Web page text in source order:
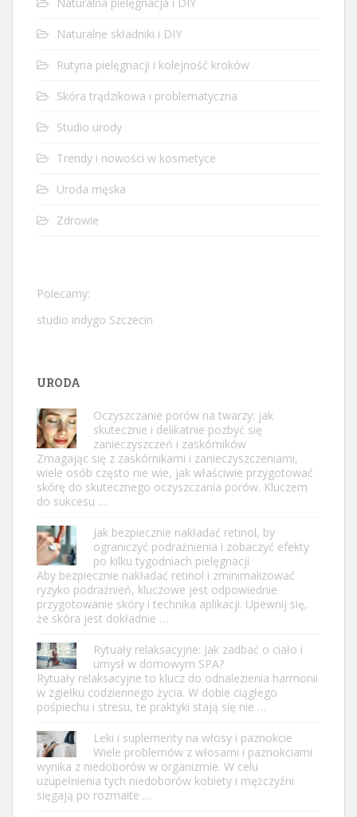
Naturalne składniki i DIY
Rutyna pielęgnacji i kolejność kroków
Skóra trądzikowa i problematyczna
Studio urody
Trendy i nowości w kosmetyce
Uroda męska
Zdrowie
Polecamy:
studio indygo Szczecin
URODA
Oczyszczanie porów na twarzy: jak
skutecznie i delikatnie pozbyć się
zanieczyszczeń i zaskórników
Zmagając się z zaskórnikami i zanieczyszczeniami,
wiele osób często nie wie, jak właściwie przygotować
skórę do skutecznego oczyszczania porów. Kluczem
do sukcesu …
Jak bezpiecznie nakładać retinol, by
ograniczyć podrażnienia i zobaczyć efekty
po kilku tygodniach pielęgnacji
Aby bezpiecznie nakładać retinol i zminimalizować
ryzyko podrażnień, kluczowe jest odpowiednie
przygotowanie skóry i technika aplikacji. Upewnij się,
że skóra jest dokładnie …
Rytuały relaksacyjne: Jak zadbać o ciało i
umysł w domowym SPA?
Rytuały relaksacyjne to klucz do odnalezienia harmonii
w zgiełku codziennego życia. W dobie ciągłego
pośpiechu i stresu, te praktyki stają się nie …
Leki i suplementy na włosy i paznokcie
Wiele problemów z włosami i paznokciami
wynika z niedoborów w organizmie. W celu
uzupełnienia tych niedoborów kobiety i mężczyźni
sięgają po rozmaite …